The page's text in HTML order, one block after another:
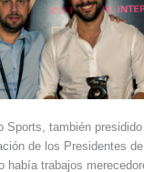
Sports, también
de los Presidentes
había trabajos